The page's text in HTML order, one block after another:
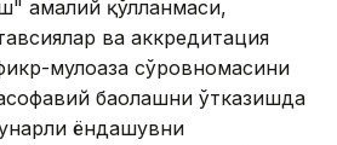
амалий қўлланмаси,
ва аккредитация
мулоҳаза сўровномасини
баҳолашни ўтказишда
ёндашувни